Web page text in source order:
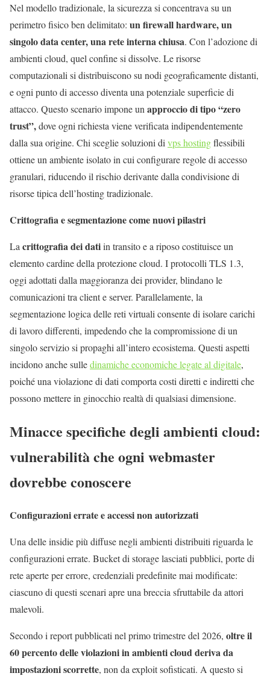
Nel modello tradizionale, la sicurezza si concentrava su un
perimetro fisico ben delimitato: un firewall hardware, un
singolo data center, una rete interna chiusa. Con l’adozione di
ambienti cloud, quel confine si dissolve. Le risorse
computazionali si distribuiscono su nodi geograficamente distanti,
e ogni punto di accesso diventa una potenziale superficie di
attacco. Questo scenario impone un approccio di tipo “zero
trust”,dove ogni richiesta viene verificata indipendentemente
dalla sua origine. Chi sceglie soluzioni di vps hostingflessibili
ottiene un ambiente isolato in cui configurare regole di accesso
granulari, riducendo il rischio derivante dalla condivisione di
risorse tipica dell’hosting tradizionale.
Crittografia e segmentazione come nuovi pilastri
La crittografia dei datiin transito e a riposo costituisce un
elemento cardine della protezione cloud. I protocolli TLS 1.3,
oggi adottati dalla maggioranza dei provider, blindano le
comunicazioni tra client e server. Parallelamente, la
segmentazione logica delle reti virtuali consente di isolare carichi
di lavoro differenti, impedendo che la compromissione di un
singolo servizio si propaghi all’intero ecosistema. Questi aspetti
incidono anche sulledinamiche economiche legate al digitale,
poiché una violazione di dati comporta costi diretti e indiretti che
possono mettere in ginocchio realtà di qualsiasi dimensione.
Minacce specifiche degli ambienti cloud:
vulnerabilità che ogni webmaster
dovrebbe conoscere
Configurazioni errate e accessi non autorizzati
Una delle insidie più diffuse negli ambienti distribuiti riguarda le
configurazioni errate. Bucket di storage lasciati pubblici, porte di
rete aperte per errore, credenziali predefinite mai modificate:
ciascuno di questi scenari apre una breccia sfruttabile da attori
malevoli.
Secondo i report pubblicati nel primo trimestre del 2026, oltre il
60 percento delle violazioni in ambienti cloud deriva da
impostazioni scorrette, non da exploit sofisticati. A questo si